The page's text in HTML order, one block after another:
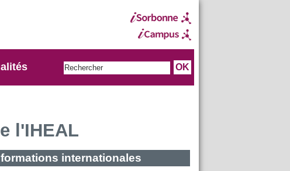
l'IHEAL
internationales